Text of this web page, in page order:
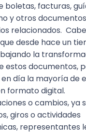
boletas, facturas,
y otros documentos
relacionados. Cabe
desde hace un
la
estos documentos,
día la mayoría de
formato digital.
o cambios, ya
giros o actividades
representantes